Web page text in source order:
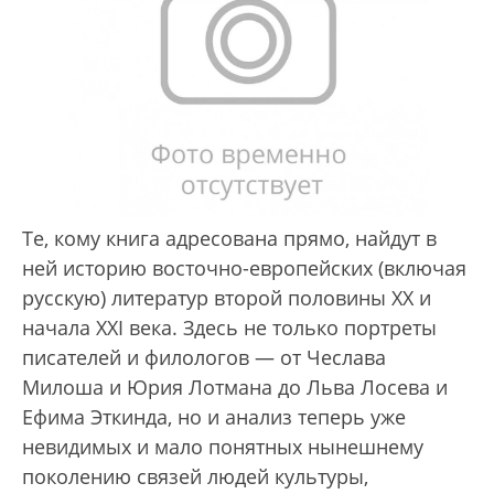
Те, кому книга адресована прямо, найдут в
ней историю восточно-европейских (включая
русскую) литератур второй половины XX и
начала XXI века. Здесь не только портреты
писателей и филологов — от Чеслава
Милоша и Юрия Лотмана до Льва Лосева и
Ефима Эткинда, но и анализ теперь уже
невидимых и мало понятных нынешнему
поколению связей людей культуры,